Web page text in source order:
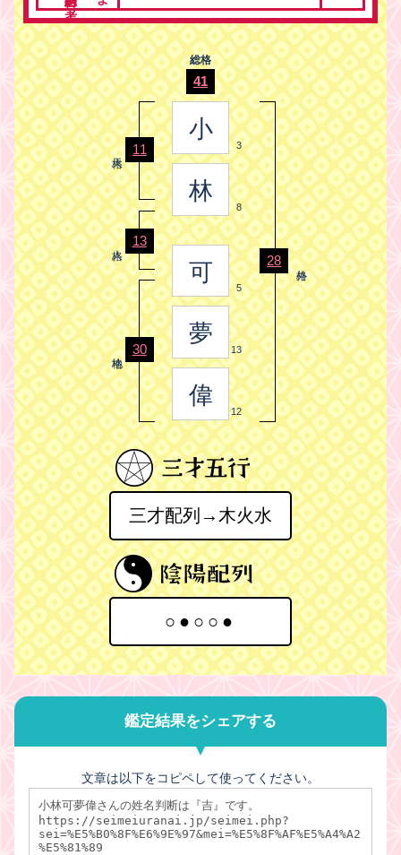
総格
41
小
3
林
8
11
13
可
5
夢
13
偉
12
30
28
三才配列→木火水
○●○○●
鑑定結果をシェアする
文章は以下をコピペして使ってください。